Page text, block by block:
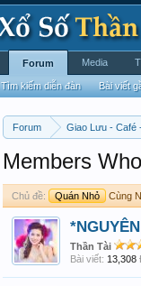
Forum Giao Lưu - Café
Members
Chủ đề: Quán Nhỏ Cùng
Thần Tài
Bài viết: 13,308
Forum
Tìm kiếm diễn đàn Bài viết
Media